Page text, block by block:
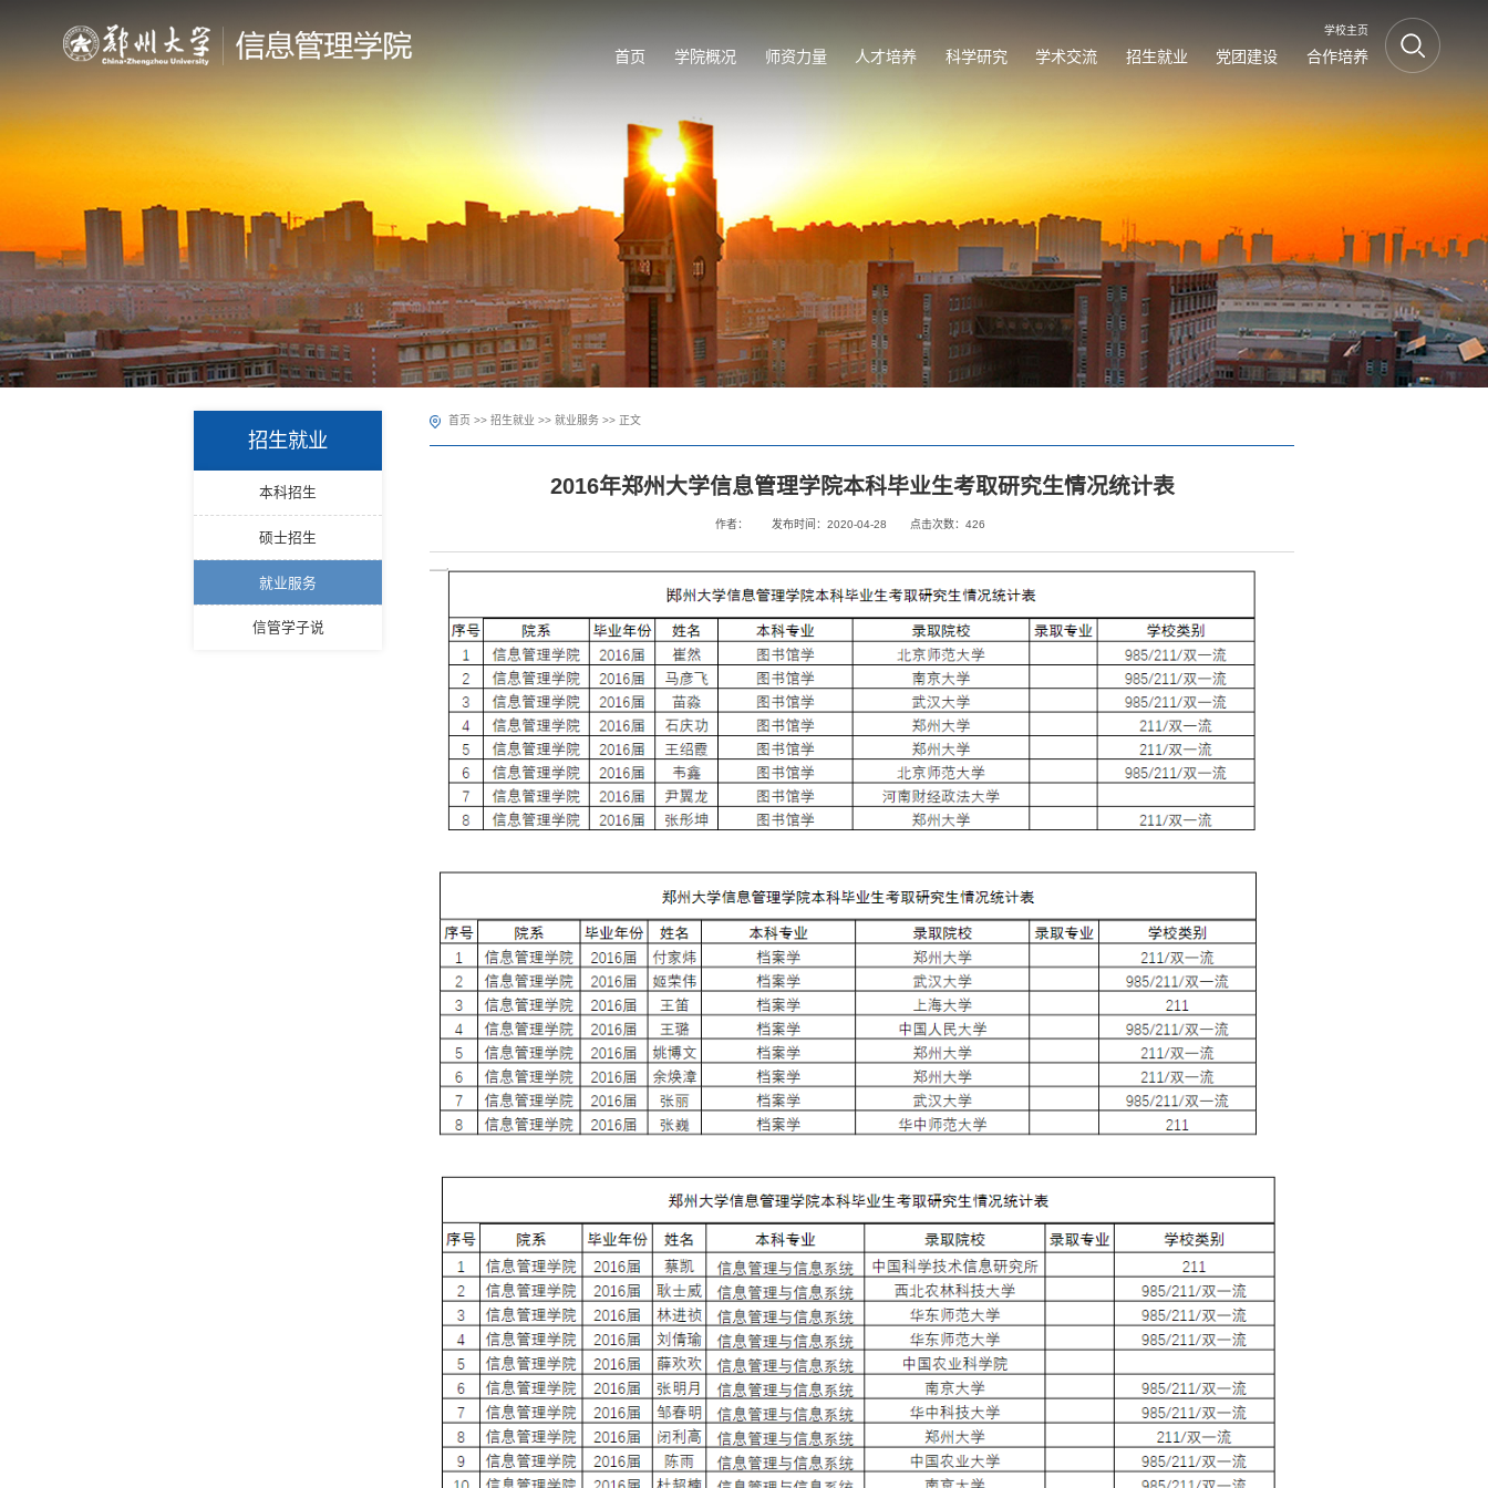
学校主页
首页 学院概况 师资力量 人才培养 科学研究 学术交流 招生就业 党团建设 合作培养
招生就业
本科招生
硕士招生
就业服务
信管学子说
首页 >> 招生就业 >> 就业服务 >> 正文
2016年郑州大学信息管理学院本科毕业生考取研究生情况统计表
作者： 发布时间：2020-04-28 点击次数：426